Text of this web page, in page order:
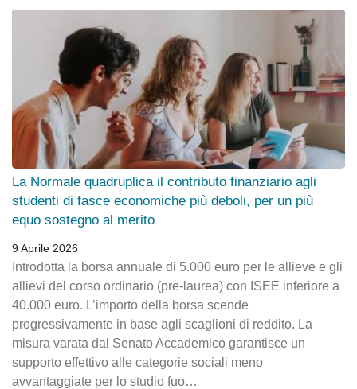
La Normale quadruplica il contributo finanziario agli
studenti di fasce economiche più deboli, per un più
equo sostegno al merito
9 Aprile 2026
Introdotta la borsa annuale di 5.000 euro per le allieve e gli
allievi del corso ordinario (pre-laurea) con ISEE inferiore a
40.000 euro. L’importo della borsa scende
progressivamente in base agli scaglioni di reddito. La
misura varata dal Senato Accademico garantisce un
supporto effettivo alle categorie sociali meno
avvantaggiate per lo studio fuo…